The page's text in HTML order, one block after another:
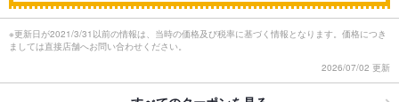
※更新日が2021/3/31以前の情報は、当時の価格及び税率に基づく情報となります。価格につき
ましては直接店舗へお問い合わせください。
2026/07/02 更新